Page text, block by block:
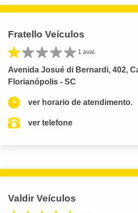
Fratello Veículos
1 aval.
Avenida Josué di Bernardi, 402,
Florianópolis - SC
ver horario de atendimento.
ver telefone
Valdir Veículos